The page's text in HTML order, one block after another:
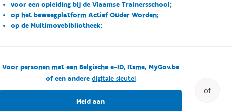
voor een opleiding bij de Vlaamse Trainersschool;
op het beweegplatform Actief Ouder Worden;
op de Multimovebibliotheek;
of
Voor personen met een Belgische e-ID, Itsme, MyGov.be
of een andere digitale sleutel
Meld aan